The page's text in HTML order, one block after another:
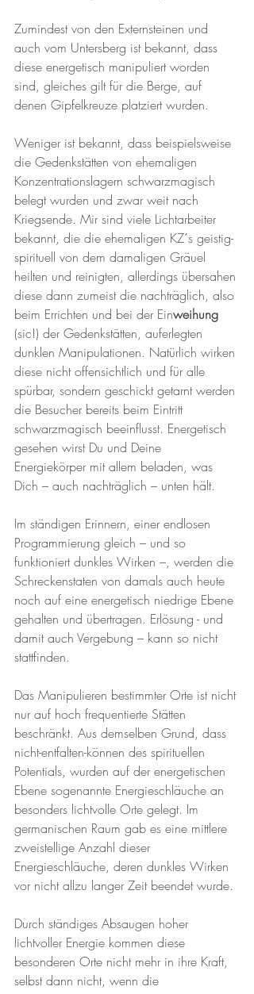
Zumindest von den Externsteinen und
auch vom Untersberg ist bekannt, dass
diese energetisch manipuliert worden
sind, gleiches gilt für die Berge, auf
denen Gipfelkreuze platziert wurden.
Weniger ist bekannt, dass beispielsweise
die Gedenkstätten von ehemaligen
Konzentrationslagern schwarzmagisch
belegt wurden und zwar weit nach
Kriegsende. Mir sind viele Lichtarbeiter
bekannt, die die ehemaligen KZ´s geistig-
spirituell von dem damaligen Gräuel
heilten und reinigten, allerdings übersahen
diese dann zumeist die nachträglich, also
beim Errichten und bei der Einweihung
(sic!) der Gedenkstätten, auferlegten
dunklen Manipulationen. Natürlich wirken
diese nicht offensichtlich und für alle
spürbar, sondern geschickt getarnt werden
die Besucher bereits beim Eintritt
schwarzmagisch beeinflusst. Energetisch
gesehen wirst Du und Deine
Energiekörper mit allem beladen, was
Dich – auch nachträglich – unten hält.
Im ständigen Erinnern, einer endlosen
Programmierung gleich – und so
funktioniert dunkles Wirken –, werden die
Schreckenstaten von damals auch heute
noch auf eine energetisch niedrige Ebene
gehalten und übertragen. Erlösung - und
damit auch Vergebung – kann so nicht
stattfinden.
Das Manipulieren bestimmter Orte ist nicht
nur auf hoch frequentierte Stätten
beschränkt. Aus demselben Grund, dass
nicht-entfalten-können des spirituellen
Potentials, wurden auf der energetischen
Ebene sogenannte Energieschläuche an
besonders lichtvolle Orte gelegt. Im
germanischen Raum gab es eine mittlere
zweistellige Anzahl dieser
Energieschläuche, deren dunkles Wirken
vor nicht allzu langer Zeit beendet wurde.
Durch ständiges Absaugen hoher
lichtvoller Energie kommen diese
besonderen Orte nicht mehr in ihre Kraft,
selbst dann nicht, wenn die